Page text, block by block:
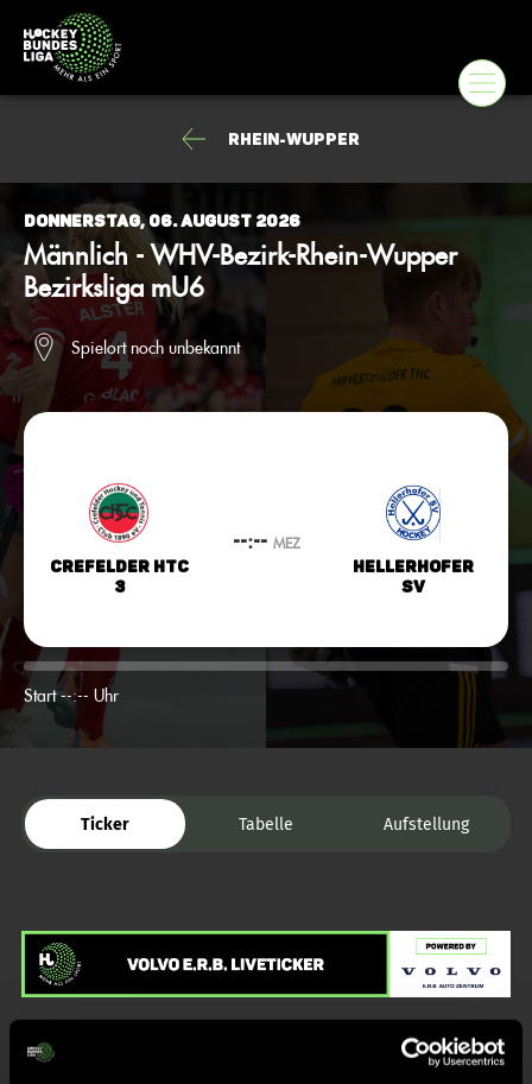
Rhein-Wupper
Donnerstag, 06. August 2026
Männlich - WHV-Bezirk-Rhein-Wupper
Bezirksliga mU6
Spielort noch unbekannt
Crefelder HTC
3
--:-- MEZ
Hellerhofer
SV
Start --:-- Uhr
Ticker Tabelle Aufstellung
Liveticker